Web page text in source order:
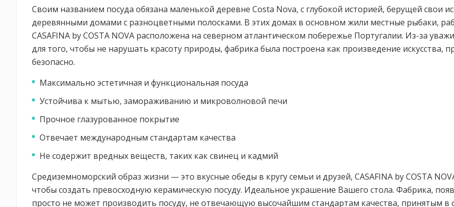
Своим названием посуда обязана маленькой деревне Costa Nova, с глубокой историей, берущей свои
деревянными домами с разноцветными полосками. В этих домах в основном жили местные рыбаки,
CASAFINA by COSTA NOVA расположена на северном атлантическом побережье Португалии. Из-за
для того, чтобы не нарушать красоту природы, фабрика была построена как произведение искусства,
безопасно.
Максимально эстетичная и функциональная посуда
Устойчива к мытью, замораживанию и микроволновой печи
Прочное глазурованное покрытие
Отвечает международным стандартам качества
Не содержит вредных веществ, таких как свинец и кадмий
Средиземноморский образ жизни — это вкусные обеды в кругу семьи и друзей, CASAFINA by COSTA
чтобы создать превосходную керамическую посуду. Идеальное украшение Вашего стола. Фабрика,
просто не может производить посуду, не отвечающую высочайшим стандартам качества, принятым